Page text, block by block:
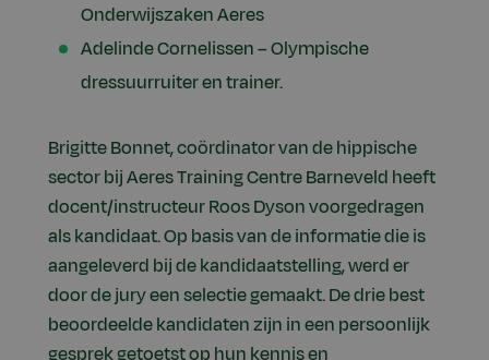
Onderwijszaken Aeres
Adelinde Cornelissen – Olympische
dressuurruiter en trainer.
Brigitte Bonnet, coördinator van de hippische
sector bij Aeres Training Centre Barneveld heeft
docent/instructeur Roos Dyson voorgedragen
als kandidaat. Op basis van de informatie die is
aangeleverd bij de kandidaatstelling, werd er
door de jury een selectie gemaakt. De drie best
beoordeelde kandidaten zijn in een persoonlijk
gesprek getoetst op hun kennis en